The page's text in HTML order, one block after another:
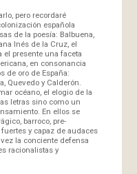
pero recordaré
española
de la poesía: Balbuena,
Inés de la Cruz, el
el presente una faceta
en consonancia
de oro de España:
Quevedo y Calderón.
océano, el elogio de la
letras sino como un
En ellos se
barroco, pre-
y capaz de audaces
la conciente defensa
racionalistas y